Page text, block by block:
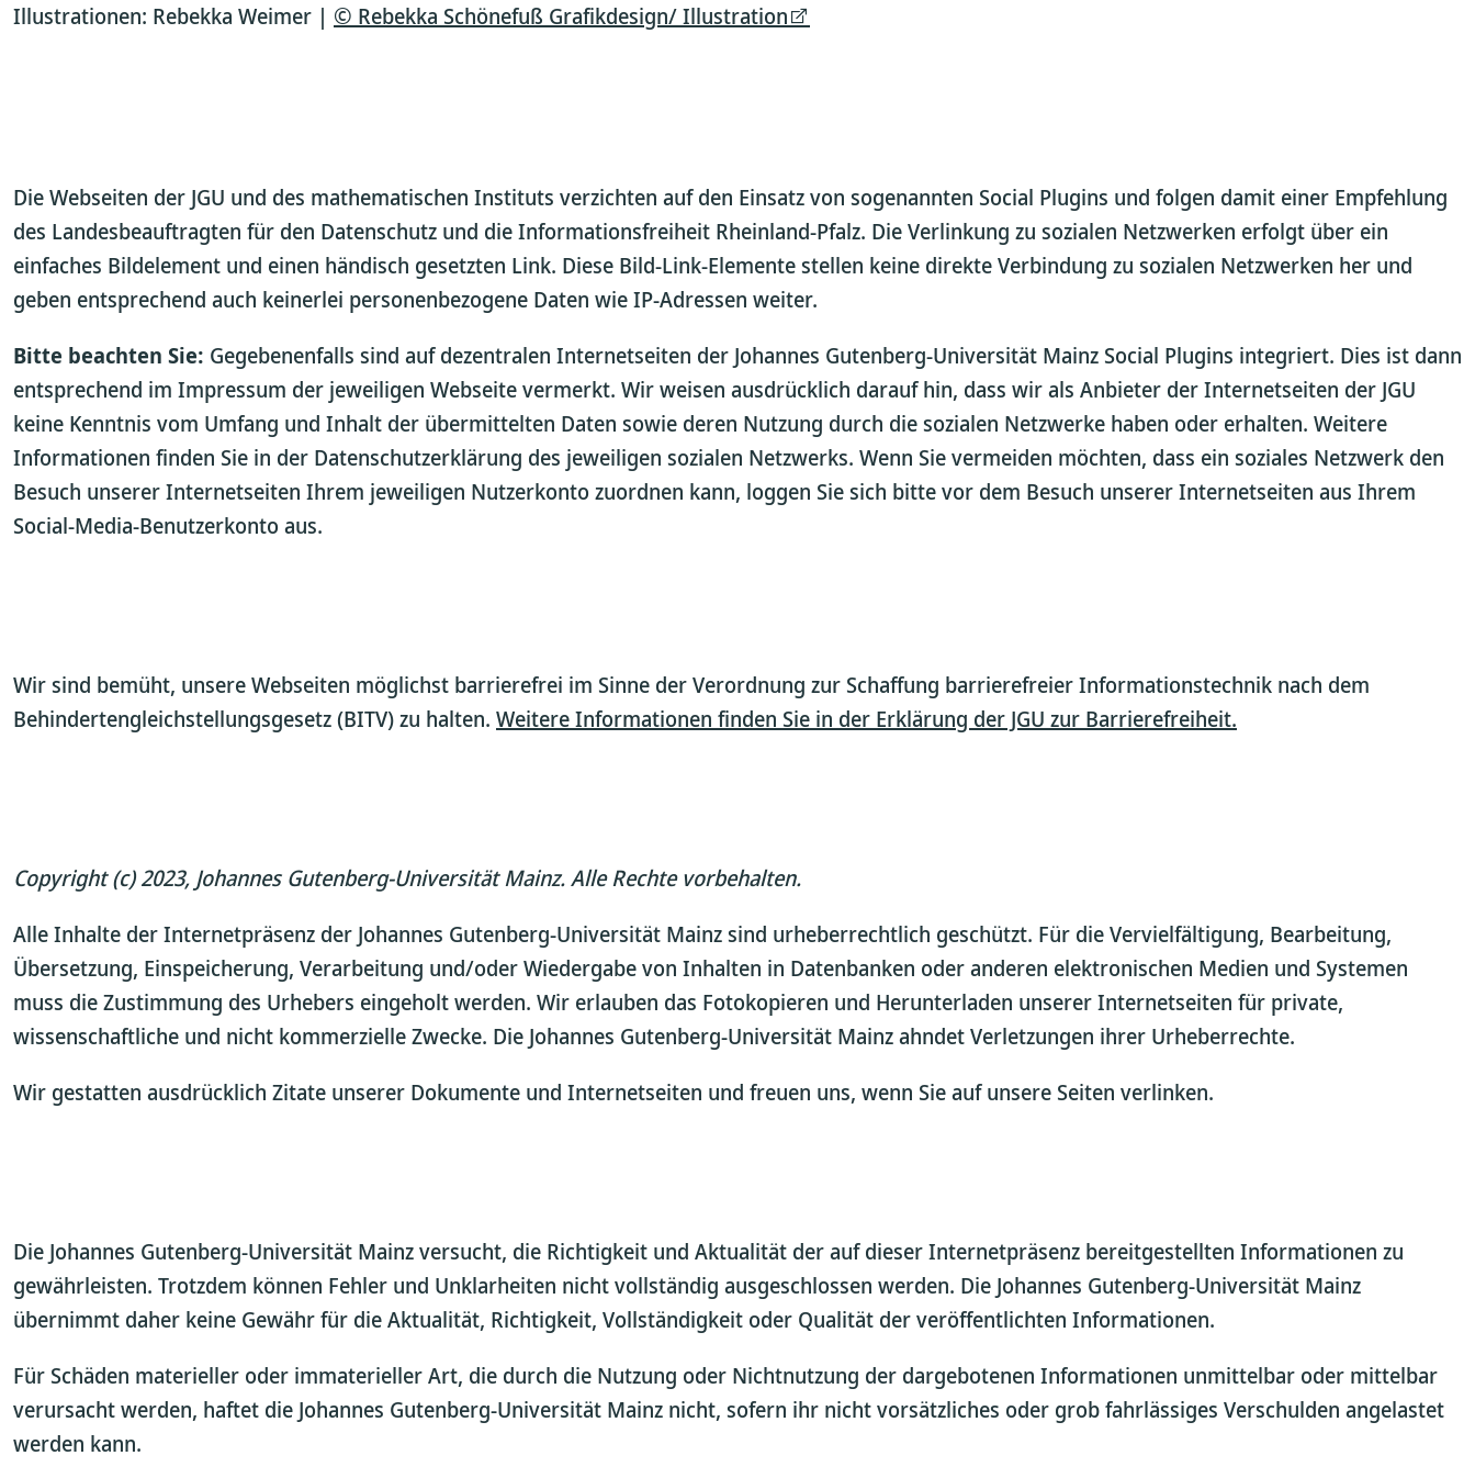
Illustrationen: Rebekka Weimer | © Rebekka Schönefuß Grafikdesign/ Illustration
Die Webseiten der JGU und des mathematischen Instituts verzichten auf den Einsatz von sogenannten Social Plugins und folgen damit einer Empfehlung
des Landesbeauftragten für den Datenschutz und die Informationsfreiheit Rheinland-Pfalz. Die Verlinkung zu sozialen Netzwerken erfolgt über ein
einfaches Bildelement und einen händisch gesetzten Link. Diese Bild-Link-Elemente stellen keine direkte Verbindung zu sozialen Netzwerken her und
geben entsprechend auch keinerlei personenbezogene Daten wie IP-Adressen weiter.
Bitte beachten Sie: Gegebenenfalls sind auf dezentralen Internetseiten der Johannes Gutenberg-Universität Mainz Social Plugins integriert. Dies ist dann
entsprechend im Impressum der jeweiligen Webseite vermerkt. Wir weisen ausdrücklich darauf hin, dass wir als Anbieter der Internetseiten der JGU
keine Kenntnis vom Umfang und Inhalt der übermittelten Daten sowie deren Nutzung durch die sozialen Netzwerke haben oder erhalten. Weitere
Informationen finden Sie in der Datenschutzerklärung des jeweiligen sozialen Netzwerks. Wenn Sie vermeiden möchten, dass ein soziales Netzwerk den
Besuch unserer Internetseiten Ihrem jeweiligen Nutzerkonto zuordnen kann, loggen Sie sich bitte vor dem Besuch unserer Internetseiten aus Ihrem
Social-Media-Benutzerkonto aus.
Wir sind bemüht, unsere Webseiten möglichst barrierefrei im Sinne der Verordnung zur Schaffung barrierefreier Informationstechnik nach dem
Behindertengleichstellungsgesetz (BITV) zu halten. Weitere Informationen finden Sie in der Erklärung der JGU zur Barrierefreiheit.
Copyright (c) 2023, Johannes Gutenberg-Universität Mainz. Alle Rechte vorbehalten.
Alle Inhalte der Internetpräsenz der Johannes Gutenberg-Universität Mainz sind urheberrechtlich geschützt. Für die Vervielfältigung, Bearbeitung,
Übersetzung, Einspeicherung, Verarbeitung und/oder Wiedergabe von Inhalten in Datenbanken oder anderen elektronischen Medien und Systemen
muss die Zustimmung des Urhebers eingeholt werden. Wir erlauben das Fotokopieren und Herunterladen unserer Internetseiten für private,
wissenschaftliche und nicht kommerzielle Zwecke. Die Johannes Gutenberg-Universität Mainz ahndet Verletzungen ihrer Urheberrechte.
Wir gestatten ausdrücklich Zitate unserer Dokumente und Internetseiten und freuen uns, wenn Sie auf unsere Seiten verlinken.
Die Johannes Gutenberg-Universität Mainz versucht, die Richtigkeit und Aktualität der auf dieser Internetpräsenz bereitgestellten Informationen zu
gewährleisten. Trotzdem können Fehler und Unklarheiten nicht vollständig ausgeschlossen werden. Die Johannes Gutenberg-Universität Mainz
übernimmt daher keine Gewähr für die Aktualität, Richtigkeit, Vollständigkeit oder Qualität der veröffentlichten Informationen.
Für Schäden materieller oder immaterieller Art, die durch die Nutzung oder Nichtnutzung der dargebotenen Informationen unmittelbar oder mittelbar
verursacht werden, haftet die Johannes Gutenberg-Universität Mainz nicht, sofern ihr nicht vorsätzliches oder grob fahrlässiges Verschulden angelastet
werden kann.